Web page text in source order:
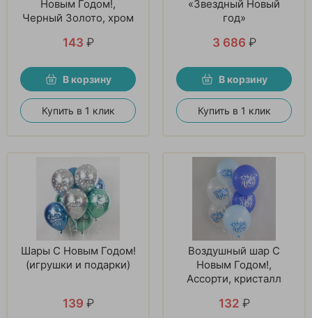
Новым Годом!,
Черный Золото, хром
143 ₽
В корзину
Купить в 1 клик
«Звездный Новый
год»
3 686 ₽
В корзину
Купить в 1 клик
Шары С Новым Годом!
(игрушки и подарки)
139 ₽
Воздушный шар С
Новым Годом!,
Ассорти, кристалл
132 ₽